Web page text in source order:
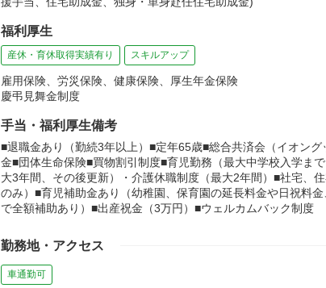
福利厚生
産休・育休取得実績有り スキルアップ
雇用保険、労災保険、健康保険、厚生年金保険
慶弔見舞金制度
手当・福利厚生備考
■退職金あり（勤続3年以上）■定年65歳■総合共済会（イオン
金■団体生命保険■買物割引制度■育児勤務（最大中学校入学ま
大3年間、その後更新）・介護休職制度（最大2年間）■社宅、
のみ）■育児補助金あり（幼稚園、保育園の延長料金や日祝料
で全額補助あり）■出産祝金（3万円）■ウェルカムバック制度
勤務地・アクセス
車通勤可